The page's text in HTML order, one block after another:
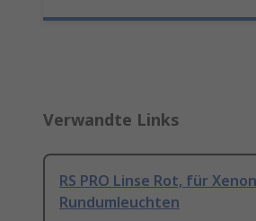
Verwandte Links
RS PRO Linse Rot, für
Rundumleuchten